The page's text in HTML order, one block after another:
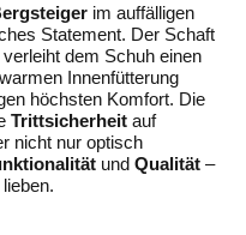
im auffälligen
Statement. Der Schaft
dem Schuh einen
Innenfütterung
höchsten Komfort. Die
Trittsicherheit auf
nicht nur optisch
und Qualität –